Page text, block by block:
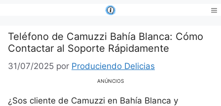
contenido
Teléfono de Camuzzi Bahía Blanca: Cómo
Contactar al Soporte Rápidamente
31/07/2025 por Produciendo Delicias
ANÚNCIOS
¿Sos cliente de Camuzzi en Bahía Blanca y